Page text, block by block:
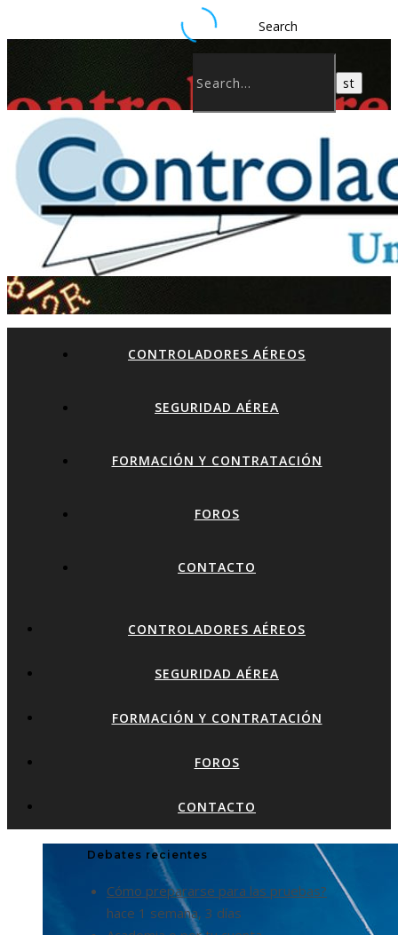
Search
CONTROLADORES AÉREOS
SEGURIDAD AÉREA
FORMACIÓN Y CONTRATACIÓN
FOROS
CONTACTO
CONTROLADORES AÉREOS
SEGURIDAD AÉREA
FORMACIÓN Y CONTRATACIÓN
FOROS
CONTACTO
Debates recientes
Cómo prepararse para las pruebas?
hace 1 semana, 3 días